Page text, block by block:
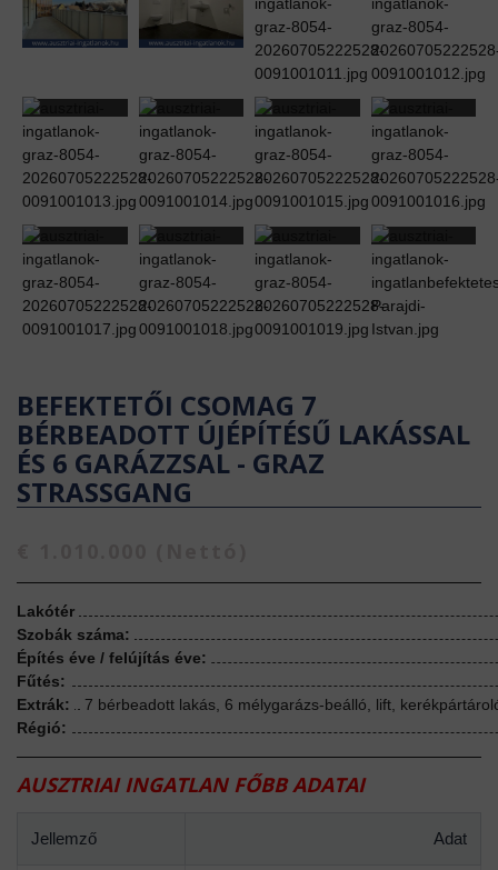
BEFEKTETŐI CSOMAG 7
BÉRBEADOTT ÚJÉPÍTÉSŰ LAKÁSSAL
ÉS 6 GARÁZZSAL - GRAZ
STRASSGANG
Lakótér
Szobák száma:
Építés éve / felújítás éve:
Fűtés:
Extrák:
7 bérbeadott lakás, 6 mélygarázs-beálló, lift,
Régió:
AUSZTRIAI INGATLAN FŐBB ADATAI
Jellemző Adat